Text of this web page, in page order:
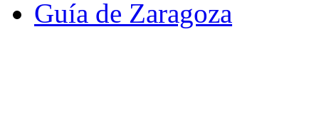
Guía de Zaragoza